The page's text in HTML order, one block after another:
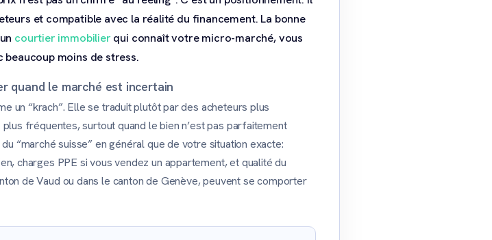
et compatible avec la réalité du financement. La bonne
courtier immobilierqui connaît votre micro-marché, vous
beaucoup moins de stress.
quand le marché est incertain
un “krach”. Elle se traduit plutôt par des acheteurs plus
fréquentes, surtout quand le bien n’est pas parfaitement
“marché suisse” en général que de votre situation exacte:
charges PPE si vous vendez un appartement, et qualité du
de Vaud ou dans le canton de Genève, peuvent se comporter